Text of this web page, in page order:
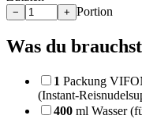
− + Portion
Was du brauchst
1 Packung
(Instant-
400 ml Wasser